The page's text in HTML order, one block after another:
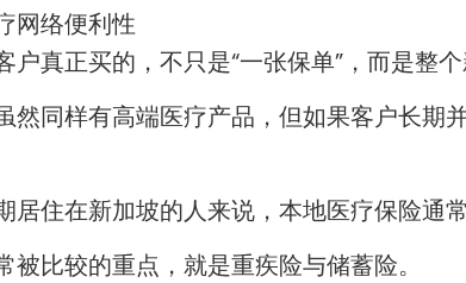
网络便利性
户真正买的，不只是“一张保单”，而是整
然同样有高端医疗产品，但如果客户长期
居住在新加坡的人来说，本地医疗保险通
被比较的重点，就是重疾险与储蓄险。